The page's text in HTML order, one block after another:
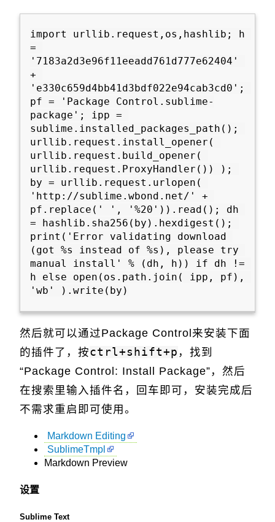
import urllib.request,os,hashlib; h
=
'7183a2d3e96f11eeadd761d777e62404'
+
'e330c659d4bb41d3bdf022e94cab3cd0';
pf = 'Package Control.sublime-
package'; ipp =
sublime.installed_packages_path();
urllib.request.install_opener(
urllib.request.build_opener(
urllib.request.ProxyHandler()) );
by = urllib.request.urlopen(
'http://sublime.wbond.net/' +
pf.replace(' ', '%20')).read(); dh
= hashlib.sha256(by).hexdigest();
print('Error validating download
(got %s instead of %s), please try
manual install' % (dh, h)) if dh !=
h else open(os.path.join( ipp, pf),
'wb' ).write(by)
然后就可以通过Package Control来安装下面
的插件了，按ctrl+shift+p ，找到
“Package Control: Install Package”，然后
在搜索里输入插件名，回车即可，安装完成后
不需求重启即可使用。
Markdown Editing
SublimeTmpl
Markdown Preview
设置
Sublime Text